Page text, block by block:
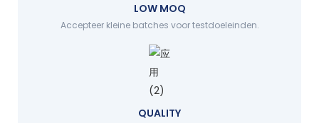
LOW MOQ
Accepteer kleine batches voor testdoeleinden.
QUALITY